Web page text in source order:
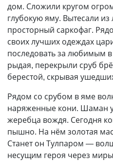
дом. Сложили кругом
глубокую яму. Вытесали
просторный саркофаг.
своих лучших одеждах
последовать за любимым
рыдая, перекрыли сруб
берестой, скрывая
Рядом со срубом в яме
наряженные кони. Шаман
жеребца вождя. Сегодня
пышно. На нём золотая
Станет он Тулпаром —
несущим героя через